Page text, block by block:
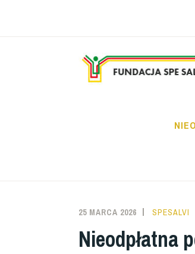
25 MARCA 2026 SPESALVI
Nieodpłatna